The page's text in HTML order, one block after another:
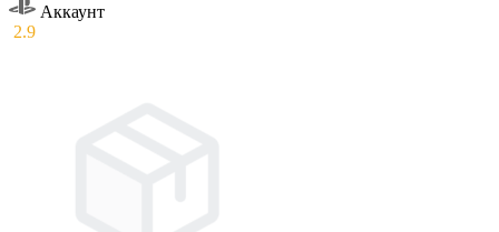
Аккаунт
2.9